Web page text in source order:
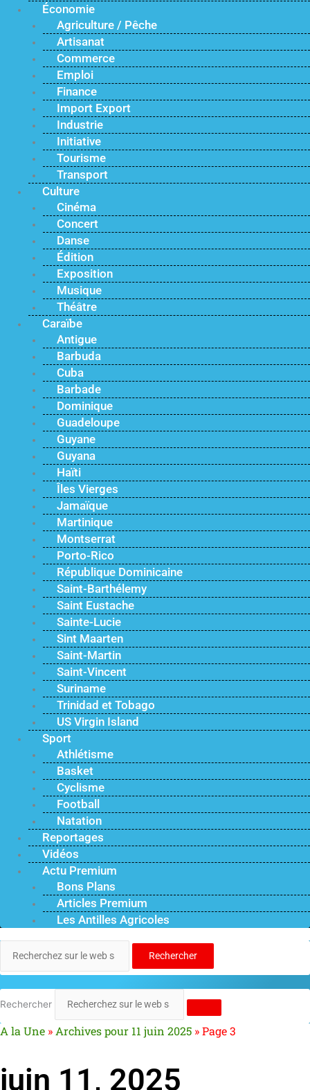
Économie
Agriculture / Pêche
Artisanat
Commerce
Emploi
Finance
Import Export
Industrie
Initiative
Tourisme
Transport
Culture
Cinéma
Concert
Danse
Édition
Exposition
Musique
Théâtre
Caraïbe
Antigue
Barbuda
Cuba
Barbade
Dominique
Guadeloupe
Guyane
Guyana
Haïti
Îles Vierges
Jamaïque
Martinique
Montserrat
Porto-Rico
République Dominicaine
Saint-Barthélemy
Saint Eustache
Sainte-Lucie
Sint Maarten
Saint-Martin
Saint-Vincent
Suriname
Trinidad et Tobago
US Virgin Island
Sport
Athlétisme
Basket
Cyclisme
Football
Natation
Reportages
Vidéos
Actu Premium
Bons Plans
Articles Premium
Les Antilles Agricoles
Rechercher
Rechercher
A la Une »Archives pour 11 juin 2025 »Page 3
juin 11, 2025